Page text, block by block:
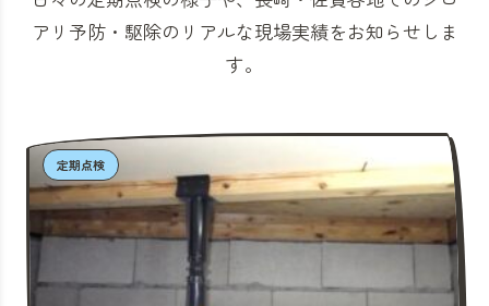
アリ予防・駆除のリアルな現場実績をお知らせしま
す。
定期点検